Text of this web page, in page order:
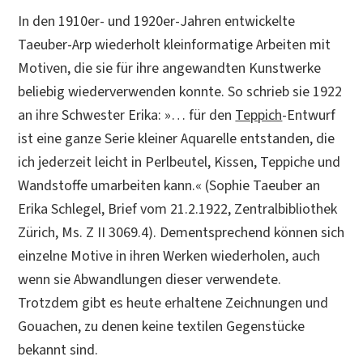
In den 1910er- und 1920er-Jahren entwickelte
Taeuber-Arp wiederholt kleinformatige Arbeiten mit
Motiven, die sie für ihre angewandten Kunstwerke
beliebig wiederverwenden konnte. So schrieb sie 1922
an ihre Schwester Erika: »… für denTeppich-Entwurf
ist eine ganze Serie kleiner Aquarelle entstanden, die
ich jederzeit leicht in Perlbeutel, Kissen, Teppiche und
Wandstoffe umarbeiten kann.« (Sophie Taeuber an
Erika Schlegel, Brief vom 21.2.1922, Zentralbibliothek
Zürich, Ms. Z II 3069.4). Dementsprechend können sich
einzelne Motive in ihren Werken wiederholen, auch
wenn sie Abwandlungen dieser verwendete.
Trotzdem gibt es heute erhaltene Zeichnungen und
Gouachen, zu denen keine textilen Gegenstücke
bekannt sind.